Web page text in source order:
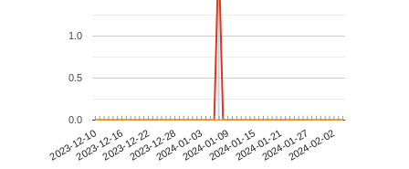
2023-12-102023-12-162023-12-222023-12-282024-01-032024-01-092024-01-152024-01-212024-01-272024-02-02
0.0
0.5
1.0